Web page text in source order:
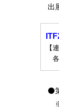
出
【
各
⚫
※台